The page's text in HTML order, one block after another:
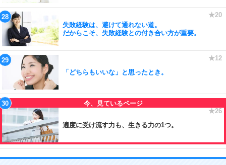
失敗経験は、避けて通れない道。
だからこそ、失敗経験との付き合い方が重要。
「どちらもいいな」と思ったとき。
適度に受け流す力も、生きる力の1つ。